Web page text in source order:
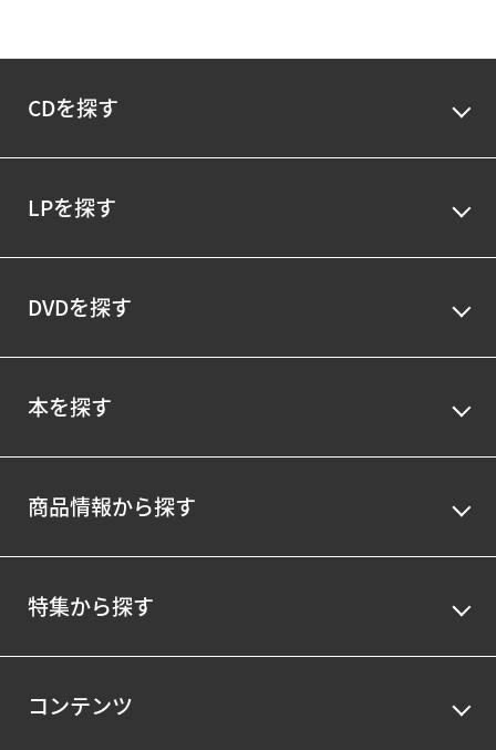
CDを探す
LPを探す
DVDを探す
本を探す
商品情報から探す
特集から探す
コンテンツ